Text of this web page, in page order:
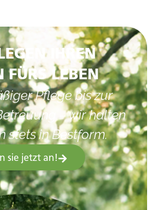
IHREN
FÜRS LEBEN
Pflege bis zur
– wir halten
stets in Bestform.
sie jetzt an!